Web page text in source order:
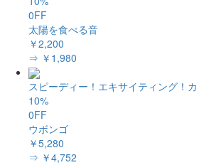
0FF
太陽を食べる音
￥2,200
⇒ ￥1,980
スピーディー！エキサイティング！カ
10%
0FF
ウボンゴ
￥5,280
⇒ ￥4,752